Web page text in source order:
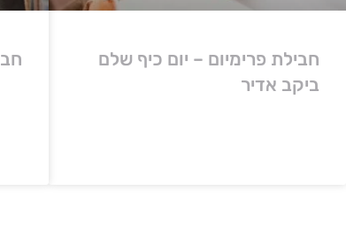
חבילת פרימיום – יום כיף שלם
ביקב אדיר
חבילה 8